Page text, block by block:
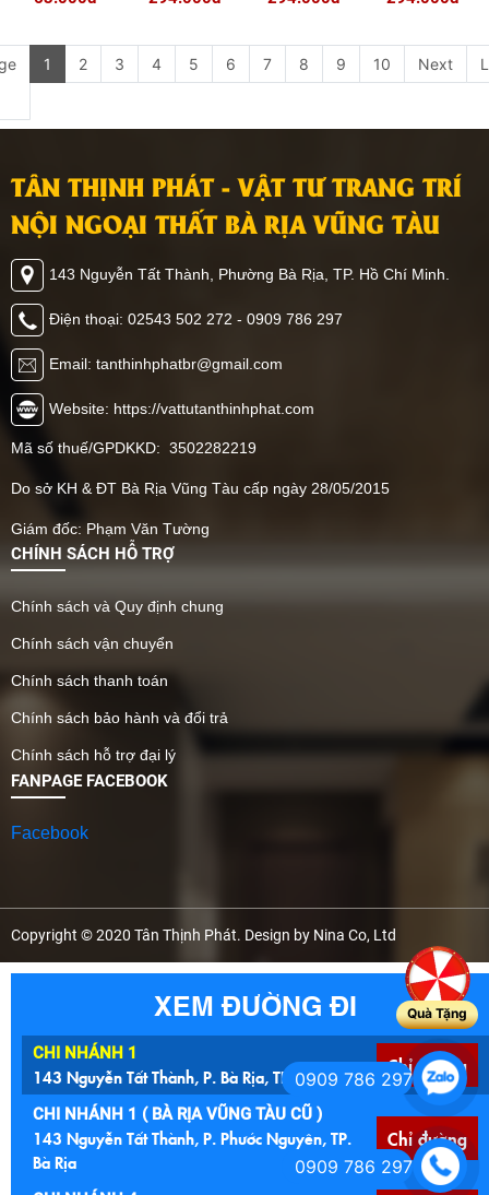
1 2 3 4 5 6 7 8 9 10 Next
TÂN THỊNH PHÁT - VẬT TƯ TRANG TRÍ
NỘI NGOẠI THẤT BÀ RỊA VŨNG TÀU
143 Nguyễn Tất Thành, Phường Bà Rịa, TP. Hồ Chí Minh.
Điện thoại: 02543 502 272 - 0909 786 297
Email: tanthinhphatbr@gmail.com
Website: https://vattutanthinhphat.com
Mã số thuế/GPDKKD: 3502282219
Do sở KH & ĐT Bà Rịa Vũng Tàu cấp ngày 28/05/2015
Giám đốc: Phạm Văn Tường
CHÍNH SÁCH HỖ TRỢ
Chính sách và Quy định chung
Chính sách vận chuyển
Chính sách thanh toán
Chính sách bảo hành và đổi trả
Chính sách hỗ trợ đại lý
FANPAGE FACEBOOK
Facebook
Copyright © 2020 Tân Thịnh Phát. Design by Nina Co, Ltd
XEM ĐƯỜNG ĐI
CHI NHÁNH 1
143 Nguyễn Tất Thành, P. Bà Rịa, TP. HCM Chỉ đường
CHI NHÁNH 1 ( BÀ RỊA VŨNG TÀU CŨ )
143 Nguyễn Tất Thành, P. Phước Nguyên, TP.
Bà Rịa
Chỉ đường
Quà Tặng
0909 786 297
0909 786 297